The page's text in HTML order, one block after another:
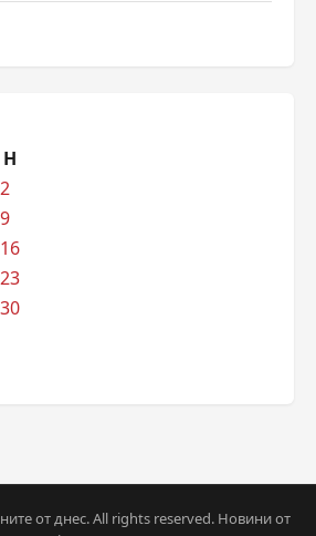
Н
2
9
16
23
30
от днес. All rights reserved. Новини от